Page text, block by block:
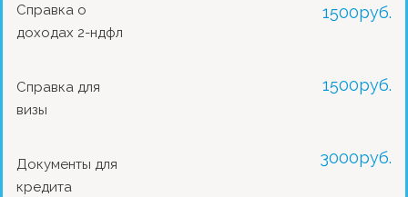
Справка о
доходах 2-ндфл
Справка для
визы
Документы для
кредита
1500руб.
1500руб.
3000руб.